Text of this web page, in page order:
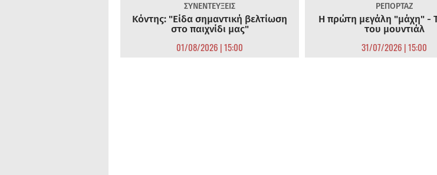
ΣΥΝΕΝΤΕΥΞΕΙΣ
Κόντης: "Είδα σημαντική βελτίωση
στο παιχνίδι μας"
01/08/2026 | 15:00
ΡΕΠΟΡΤΑΖ
Η πρώτη μεγάλη "μάχη" -
του μουντιάλ
31/07/2026 | 15:00